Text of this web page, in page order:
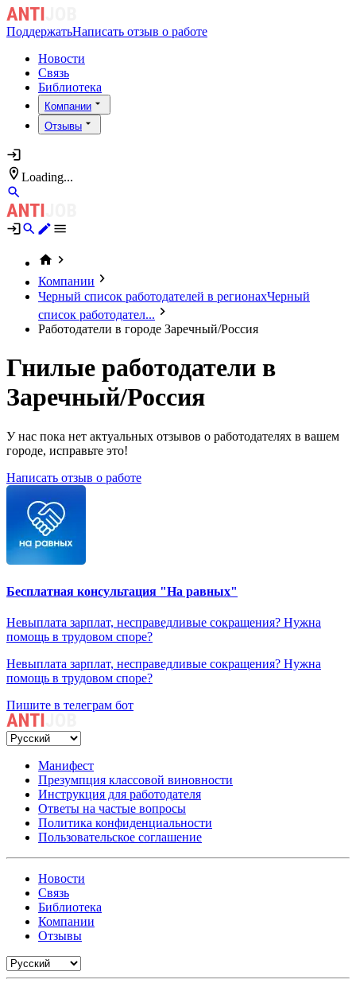
ПоддержатьНаписать отзыв о работе
Новости
Связь
Библиотека
Компании
Отзывы
Loading...
Компании
Черный список работодателей в регионахЧерный
список работодател...
Работодатели в городе Заречный/Россия
Гнилые работодатели в
Заречный/Россия
У нас пока нет актуальных отзывов о работодателях в вашем
городе, исправьте это!
Написать отзыв о работе
Бесплатная консультация "На равных"
Невыплата зарплат, несправедливые сокращения? Нужна
помощь в трудовом споре?
Невыплата зарплат, несправедливые сокращения? Нужна
помощь в трудовом споре?
Пишите в телеграм бот
Манифест
Презумпция классовой виновности
Инструкция для работодателя
Ответы на частые вопросы
Политика конфиденциальности
Пользовательское соглашение
Новости
Связь
Библиотека
Компании
Отзывы